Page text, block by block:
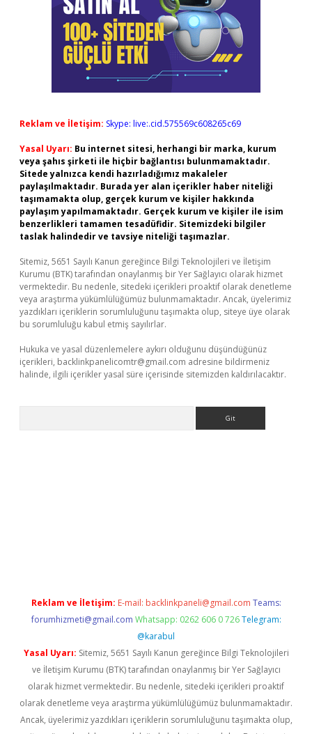
Reklam ve İletişim: Skype: live:.cid.575569c608265c69
Yasal Uyarı: Bu internet sitesi, herhangi bir marka, kurum
veya şahıs şirketi ile hiçbir bağlantısı bulunmamaktadır.
Sitede yalnızca kendi hazırladığımız makaleler
paylaşılmaktadır. Burada yer alan içerikler haber niteliği
taşımamakta olup, gerçek kurum ve kişiler hakkında
paylaşım yapılmamaktadır. Gerçek kurum ve kişiler ile isim
benzerlikleri tamamen tesadüfidir. Sitemizdeki bilgiler
taslak halindedir ve tavsiye niteliği taşımazlar.
Sitemiz, 5651 Sayılı Kanun gereğince Bilgi Teknolojileri ve İletişim
Kurumu (BTK) tarafından onaylanmış bir Yer Sağlayıcı olarak hizmet
vermektedir. Bu nedenle, sitedeki içerikleri proaktif olarak denetleme
veya araştırma yükümlülüğümüz bulunmamaktadır. Ancak, üyelerimiz
yazdıkları içeriklerin sorumluluğunu taşımakta olup, siteye üye olarak
bu sorumluluğu kabul etmiş sayılırlar.
Hukuka ve yasal düzenlemelere aykırı olduğunu düşündüğünüz
içerikleri, backlinkpanelicomtr@gmail.com adresine bildirmeniz
halinde, ilgili içerikler yasal süre içerisinde sitemizden kaldırılacaktır.
Reklam ve İletişim: E-mail: backlinkpaneli@gmail.com Teams:
forumhizmeti@gmail.com Whatsapp: 0262 606 0 726 Telegram:
@karabul
Yasal Uyarı: Sitemiz, 5651 Sayılı Kanun gereğince Bilgi Teknolojileri
ve İletişim Kurumu (BTK) tarafından onaylanmış bir Yer Sağlayıcı
olarak hizmet vermektedir. Bu nedenle, sitedeki içerikleri proaktif
olarak denetleme veya araştırma yükümlülüğümüz bulunmamaktadır.
Ancak, üyelerimiz yazdıkları içeriklerin sorumluluğunu taşımakta olup,